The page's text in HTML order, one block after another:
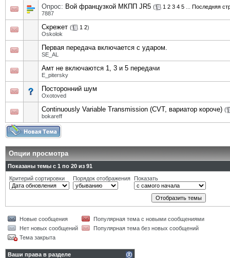
Опрос: Вой французкой МКПП JR5 ( 1 2 3 4 5
Последняя
7887
Скрежет ( 1 2)
Oskolok
Первая передача включается с ударом.
SE_AL
Амт не включаются 1, 3 и 5 передачи
E_pitersky
Посторонний шум
Oxotoved
Continuously Variable Transmission (CVT, вариатор короче) (
bokareff
Опции просмотра
Показаны темы с 1 по 20 из 91
Критерий сортировки
Порядок отображения Показать
Новые сообщения
Популярная тема с новыми сообщениями
Нет новых сообщений
Популярная тема без новых сообщений
Тема закрыта
Ваши права в разделе